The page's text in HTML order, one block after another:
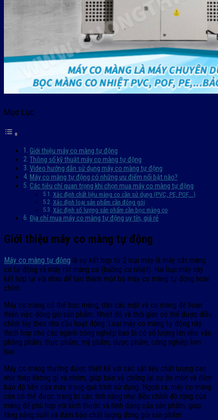
Mục Lục
Giới thiệu máy co màng tự động
Thông số kỹ thuật máy co màng tự động
Video hướng dẫn sử dụng máy co màng tự động
Máy co màng tự động có những ưu điểm nổi bật nào?
Các tiêu chí quan trọng khi chọn mua máy co màng tự động
Xác định chất liệu màng co cần sử dụng (PVC, PE, POF,…)
Xác định loại sản phẩm cần đóng gói
Xác định số lượng sản phẩm cần bọc màng co
Địa chỉ mua máy co màng tự động uy tín, giá rẻ
Giới thiệu máy co màng tự động
Máy co màng tự động là sự kết hợp từ 2 loại máy là máy cắt màng
co tự động và máy rút màng co (buồng co nhiệt). Hai loại máy này
kết hợp lại với nhau để tạo thành một bộ máy co màng tự động hoàn
chỉnh.
Máy co màng có thể bọc màng, dán các mặt và co màng để hoàn
thiện việc đóng gói sản phẩm. Nhiệt độ và thời gian có thể được điều
chỉnh tùy theo nhu cầu hoạt động. Loại máy co màng tự động này
thích hợp cho các ngành công nghiệp bao bì có số lượng lớn như văn
phòng phẩm, thực phẩm, mỹ phẩm, dược phẩm, công nghiệp kim
loại…
Máy co màng thường được thiết kế với các vật liệu chất lượng cao
như thép không gỉ và nhôm, giúp bảo vệ chống lại sự ăn mòn và đảm
bảo độ bền của máy trong quá trình sử dụng. Ngoài ra, máy co màng
còn có thể được trang bị các tính năng như điều chỉnh độ rộng của
màng để phù hợp với kích thước và hình dạng của sản phẩm, giúp
tăng năng suất và đảm bảo chất lượng đóng gói sản phẩm.